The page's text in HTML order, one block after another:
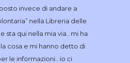
invece di andare a
nella Libreria delle
sta qui nella mia via.. mi ha
cosa e mi hanno detto di
le informazioni.. io ci